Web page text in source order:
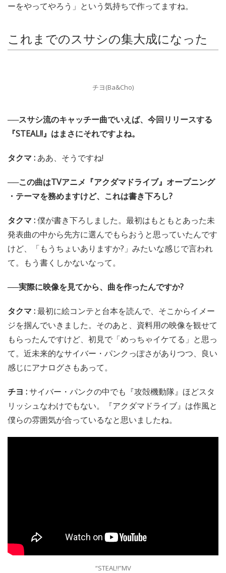
ーをやってやろう」という気持ちで作ってますね。
これまでのスサシの集大成になった
チヨ(Ba&Cho)
──スサシ流のキャッチー曲でいえば、今回リリースする
『STEAL!!』はまさにそれですよね。
タクマ : ああ、そうですね!
──この曲はTVアニメ『アクダマドライブ』オープニング
・テーマを務めますけど、これは書き下ろし?
タクマ :僕が書き下ろしました。最初はもともとあった未
発表曲の中から先方に選んでもらおうと思っていたんです
けど、「もうちょいありますか?」みたいな感じで言われ
て。もう書くしかないなって。
──実際に映像を見てから、曲を作ったんですか?
タクマ :最初に絵コンテと台本を読んで、そこからイメー
ジを掴んでいきました。そのあと、資料用の映像を観せて
もらったんですけど、初見で「めっちゃイケてる」と思っ
て。近未来的なサイバー・パンクっぽさがありつつ、良い
感じにアナログさもあって。
チヨ :サイバー・パンクの中でも『攻殻機動隊』ほどスタ
リッシュなわけでもない。『アクダマドライブ』は作風と
僕らの雰囲気が合っているなと思いましたね。
“STEAL!!”MV